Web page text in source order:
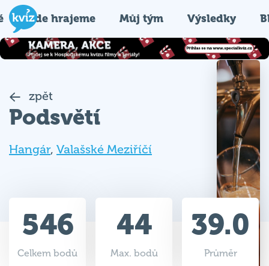
Kde hrajeme Můj tým Výsledky
zpět
Podsvětí
Hangár, Valašské Meziříčí
546
Celkem bodů
44
Max. bodů
39.0
Průměr